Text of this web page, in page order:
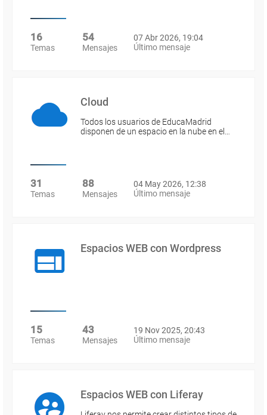
16
Temas
54
Mensajes
07 Abr 2026, 19:04
Último mensaje
Cloud
Todos los usuarios de EducaMadrid
disponen de un espacio en la nube en el…
31
Temas
88
Mensajes
04 May 2026, 12:38
Último mensaje
Espacios WEB con Wordpress
15
Temas
43
Mensajes
19 Nov 2025, 20:43
Último mensaje
Espacios WEB con Liferay